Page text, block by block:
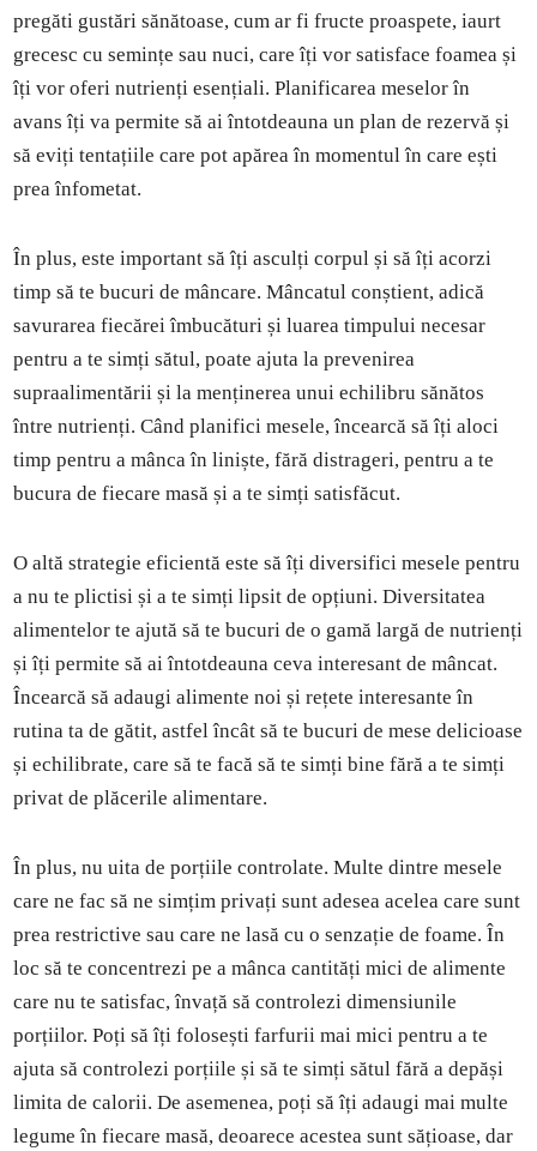
pregăti gustări sănătoase, cum ar fi fructe proaspete, iaurt
grecesc cu semințe sau nuci, care îți vor satisface foamea și
îți vor oferi nutrienți esențiali. Planificarea meselor în
avans îți va permite să ai întotdeauna un plan de rezervă și
să eviți tentațiile care pot apărea în momentul în care ești
prea înfometat.
În plus, este important să îți asculți corpul și să îți acorzi
timp să te bucuri de mâncare. Mâncatul conștient, adică
savurarea fiecărei îmbucături și luarea timpului necesar
pentru a te simți sătul, poate ajuta la prevenirea
supraalimentării și la menținerea unui echilibru sănătos
între nutrienți. Când planifici mesele, încearcă să îți aloci
timp pentru a mânca în liniște, fără distrageri, pentru a te
bucura de fiecare masă și a te simți satisfăcut.
O altă strategie eficientă este să îți diversifici mesele pentru
a nu te plictisi și a te simți lipsit de opțiuni. Diversitatea
alimentelor te ajută să te bucuri de o gamă largă de nutrienți
și îți permite să ai întotdeauna ceva interesant de mâncat.
Încearcă să adaugi alimente noi și rețete interesante în
rutina ta de gătit, astfel încât să te bucuri de mese delicioase
și echilibrate, care să te facă să te simți bine fără a te simți
privat de plăcerile alimentare.
În plus, nu uita de porțiile controlate. Multe dintre mesele
care ne fac să ne simțim privați sunt adesea acelea care sunt
prea restrictive sau care ne lasă cu o senzație de foame. În
loc să te concentrezi pe a mânca cantități mici de alimente
care nu te satisfac, învață să controlezi dimensiunile
porțiilor. Poți să îți folosești farfurii mai mici pentru a te
ajuta să controlezi porțiile și să te simți sătul fără a depăși
limita de calorii. De asemenea, poți să îți adaugi mai multe
legume în fiecare masă, deoarece acestea sunt sățioase, dar